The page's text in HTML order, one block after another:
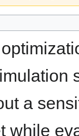
a
while